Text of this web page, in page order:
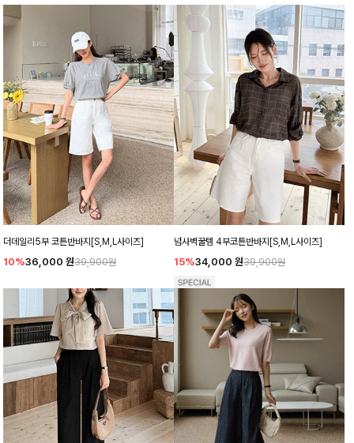
더데일리5부 코튼반바지[S,M,L사이즈]
10%36,000 원39,900원
넘사벽꿀템 4부코튼반바지[S,M,L사이즈]
15%34,000 원39,900원